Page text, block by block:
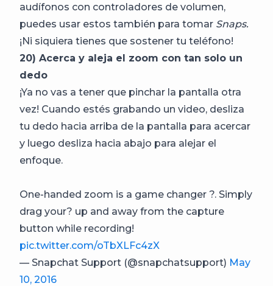
audífonos con controladores de volumen,
puedes usar estos también para tomar Snaps.
¡Ni siquiera tienes que sostener tu teléfono!
20) Acerca y aleja el zoom con tan solo un
dedo
¡Ya no vas a tener que pinchar la pantalla otra
vez! Cuando estés grabando un video, desliza
tu dedo hacia arriba de la pantalla para acercar
y luego desliza hacia abajo para alejar el
enfoque.
One-handed zoom is a game changer ?. Simply
drag your? up and away from the capture
button while recording!
pic.twitter.com/oTbXLFc4zX
— Snapchat Support (@snapchatsupport) May
10, 2016